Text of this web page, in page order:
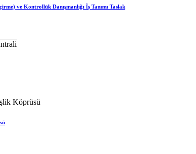
ve Kontrollük Danışmanlığı İş Tanımı Taslak